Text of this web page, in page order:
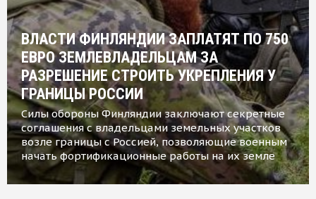
ВЛАСТИ ФИНЛЯНДИИ ЗАПЛАТЯТ ПО 750
ЕВРО ЗЕМЛЕВЛАДЕЛЬЦАМ ЗА
РАЗРЕШЕНИЕ СТРОИТЬ УКРЕПЛЕНИЯ У
ГРАНИЦЫ РОССИИ
Силы обороны Финляндии заключают секретные
соглашения с владельцами земельных участков
возле границы с Россией, позволяющие военным
начать фортификационные работы на их земле